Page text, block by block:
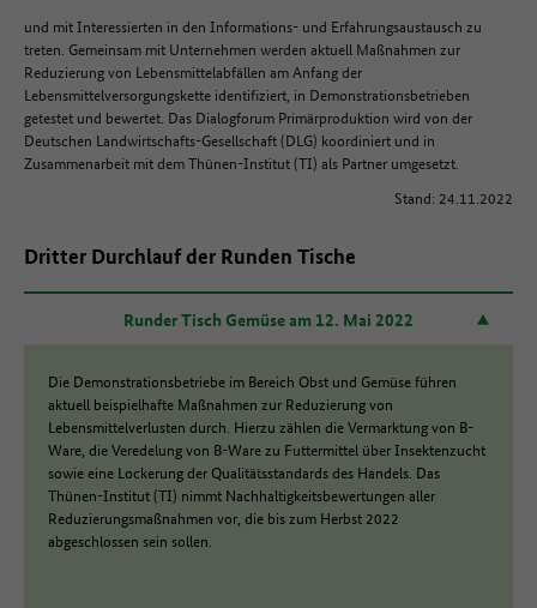
und mit Interessierten in den Informations- und Erfahrungsaustausch zu
treten. Gemeinsam mit Unternehmen werden aktuell Maßnahmen zur
Reduzierung von Lebensmittelabfällen am Anfang der
Lebensmittelversorgungskette identifiziert, in Demonstrationsbetrieben
getestet und bewertet. Das Dialogforum Primärproduktion wird von der
Deutschen Landwirtschafts-Gesellschaft (DLG) koordiniert und in
Zusammenarbeit mit dem Thünen-Institut (TI) als Partner umgesetzt.
Stand: 24.11.2022
Dritter Durchlauf der Runden Tische
Runder Tisch Gemüse am 12. Mai 2022
Die Demonstrationsbetriebe im Bereich Obst und Gemüse führen
aktuell beispielhafte Maßnahmen zur Reduzierung von
Lebensmittelverlusten durch. Hierzu zählen die Vermarktung von B-
Ware, die Veredelung von B-Ware zu Futtermittel über Insektenzucht
sowie eine Lockerung der Qualitätsstandards des Handels. Das
Thünen-Institut (TI) nimmt Nachhaltigkeitsbewertungen aller
Reduzierungsmaßnahmen vor, die bis zum Herbst 2022
abgeschlossen sein sollen.